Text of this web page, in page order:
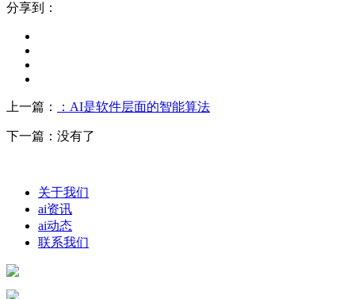
分享到：
上一篇： ：AI是软件层面的智能算法
下一篇：没有了
关于我们
ai资讯
ai动态
联系我们